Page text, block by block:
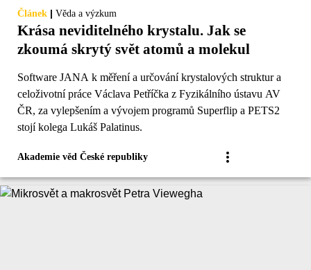
Článek | Věda a výzkum
Krása neviditelného krystalu. Jak se
zkoumá skrytý svět atomů a molekul
Software JANA k měření a určování krystalových struktur a
celoživotní práce Václava Petříčka z Fyzikálního ústavu AV
ČR, za vylepšením a vývojem programů Superflip a PETS2
stojí kolega Lukáš Palatinus.
Akademie věd České republiky